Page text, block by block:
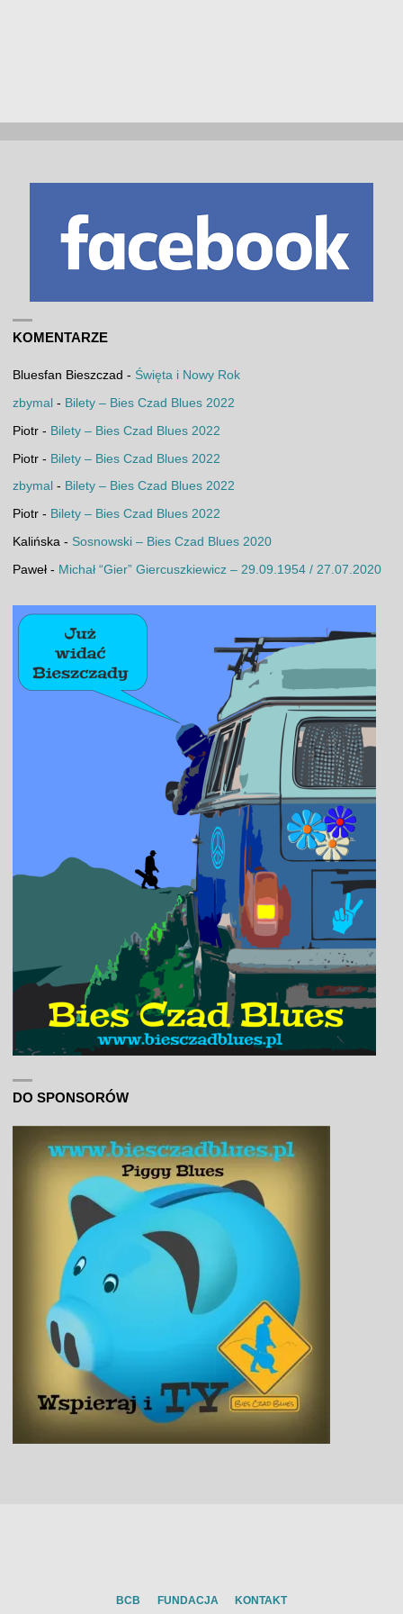
KOMENTARZE
Bluesfan Bieszczad - Święta i Nowy Rok
zbymal - Bilety – Bies Czad Blues 2022
Piotr- Bilety – Bies Czad Blues 2022
Piotr- Bilety – Bies Czad Blues 2022
zbymal - Bilety – Bies Czad Blues 2022
Piotr- Bilety – Bies Czad Blues 2022
Kalińska - Sosnowski – Bies Czad Blues 2020
Paweł- Michał “Gier” Giercuszkiewicz – 29.09.1954 / 27.07.2020
DO SPONSORÓW
BCB FUNDACJA KONTAKT